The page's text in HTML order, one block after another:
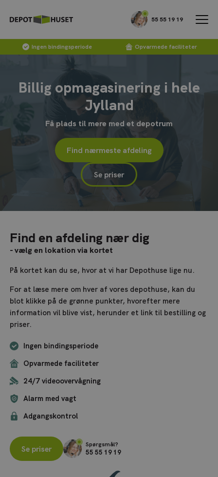
55 55 19 19
Ingen bindingsperiode Opvarmede faciliteter
Billig opmagasinering i hele
Jylland
Få plads til mere med et depotrum
Find nærmeste afdeling
Se priser
Find en afdeling nær dig
- vælg en lokation via kortet
På kortet kan du se, hvor at vi har Depothuse lige nu.
For at læse mere om hver af vores depothuse, kan du
blot klikke på de grønne punkter, hvorefter mere
information vil blive vist, herunder et link til bestilling og
priser.
Ingen bindingsperiode
Opvarmede faciliteter
24/7 videoovervågning
Alarm med vagt
Adgangskontrol
Se priser Spørgsmål?
55 55 19 19